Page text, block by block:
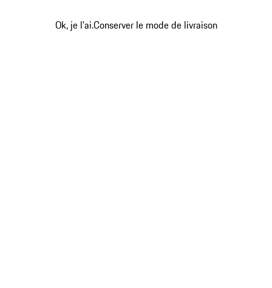
Ok, je l'ai.Conserver le mode de livraison